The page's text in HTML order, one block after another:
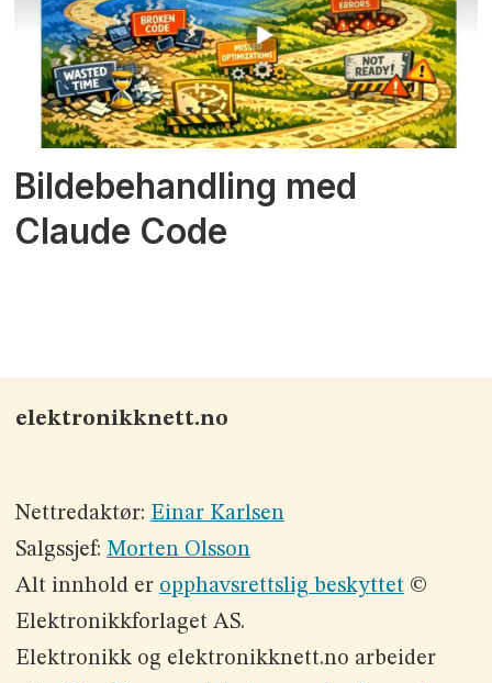
Bildebehandling med
Claude Code
elektronikknett.no
Nettredaktør: Einar Karlsen
Salgssjef: Morten Olsson
Alt innhold er opphavsrettslig beskyttet©
Elektronikkforlaget AS.
Elektronikk og elektronikknett.no arbeider